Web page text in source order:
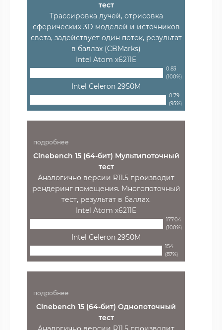
тест
Трассировка лучей, отрисовка
сферических 3D моделей и источников
света, задействует один поток, результат
в баллах (CBMarks)
Intel Atom x6211E
0.83
(100%)
Intel Celeron 2950M
0.79
(95%)
подробнее
Cinebench 15 (64-бит) Мультипоточный
тест
Аналогично версии R11.5 производит
рендеринг помещения. Многопоточный
тест, результат в баллах.
Intel Atom x6211E
177.04
(100%)
Intel Celeron 2950M
154
(87%)
подробнее
Cinebench 15 (64-бит) Однопоточный
тест